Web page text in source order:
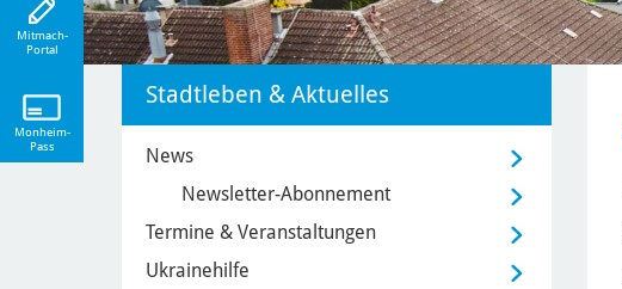
Stadtleben & Aktuelles
News
Newsletter-Abonnement
Termine & Veranstaltungen
Ukrainehilfe
Mitmach-
Portal
Monheim-
Pass